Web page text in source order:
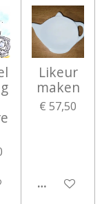
Likeur
maken
€ 57,50
IN